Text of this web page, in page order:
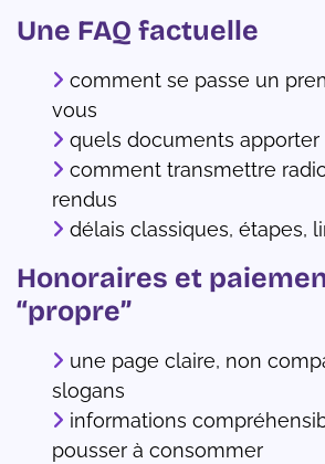
Une FAQ factuelle
comment se passe un
vous
quels documents apporter
comment transmettre
rendus
délais classiques, étapes,
Honoraires et
“propre”
une page claire, non
slogans
informations
pousser à consommer